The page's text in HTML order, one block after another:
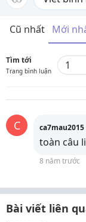
Cũ nhất Mới
Tìm tới
Trang bình luận
C ca7mau2015
toàn câu
8 năm trước
Bài viết liên